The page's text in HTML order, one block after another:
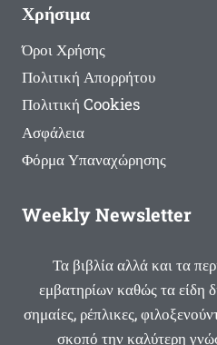
Χρήσιμα
Όροι Χρήσης
Πολιτική Απορρήτου
Πολιτική Cookies
Ασφάλεια
Φόρμα Υπαναχώρησης
Weekly Newsletter
Τα βιβλία αλλά και τα
εμβατηρίων καθώς τα είδη
σημαίες, ρέπλικες,
σκοπό την καλύτερη